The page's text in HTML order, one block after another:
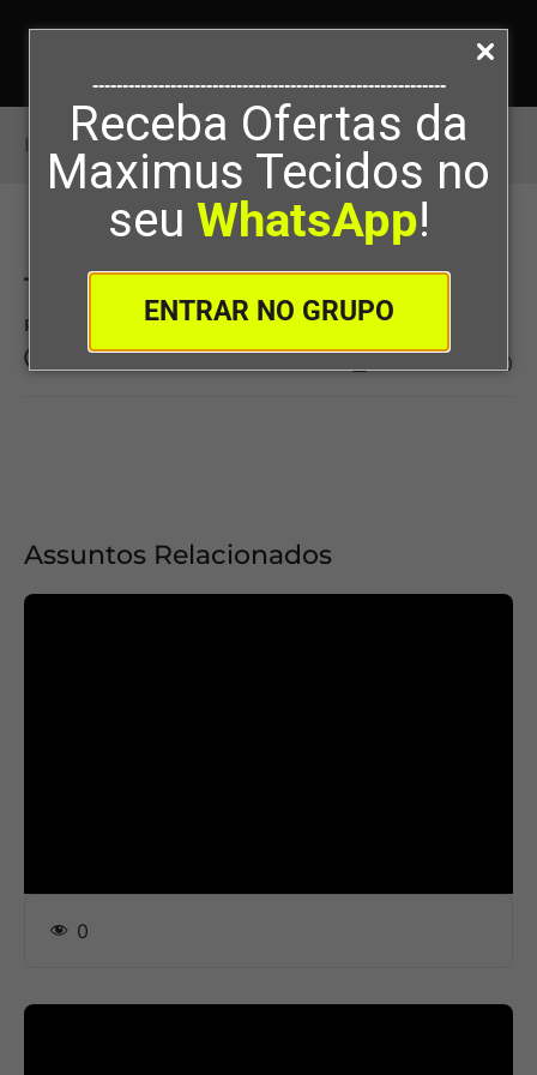
-----------------------------------------------------------
Receba Ofertas da
Maximus Tecidos no
seu WhatsApp!
ENTRAR NO GRUPO
Início>Trending
Trending
Por Maximus Tecidos
0
Assuntos Relacionados
0